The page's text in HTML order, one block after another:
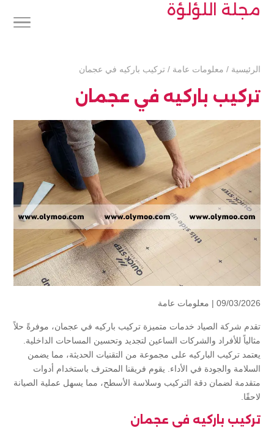
مجلة اللؤلؤة
الرئيسية / معلومات عامة / تركيب باركيه في عجمان
تركيب باركيه في عجمان
09/03/2026 | معلومات عامة
تقدم شركة الصياد خدمات متميزة تركيب باركيه في عجمان، موفرةً حلاً
مثالياً للأفراد والشركات الساعين لتجديد وتحسين المساحات الداخلية.
يعتمد تركيب الباركيه على مجموعة من التقنيات الحديثة، مما يضمن
السلامة والجودة في الأداء. يقوم فريقنا المحترف باستخدام أدوات
متقدمة لضمان دقة التركيب وسلاسة الأسطح، مما يسهل عملية الصيانة
لاحقًا.
تركيب باركيه في عجمان